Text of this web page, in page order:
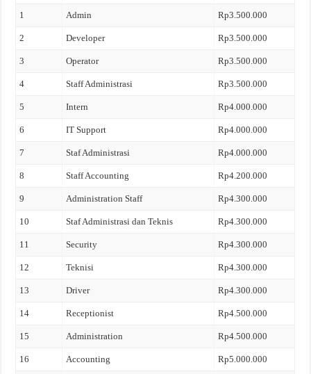
1 Admin Rp3.500.000
2 Developer Rp3.500.000
3 Operator Rp3.500.000
4 Staff Administrasi Rp3.500.000
5 Intern Rp4.000.000
6 IT Support Rp4.000.000
7 Staf Administrasi Rp4.000.000
8 Staff Accounting Rp4.200.000
9 Administration Staff Rp4.300.000
10 Staf Administrasi dan Teknis Rp4.300.000
11 Security Rp4.300.000
12 Teknisi Rp4.300.000
13 Driver Rp4.300.000
14 Receptionist Rp4.500.000
15 Administration Rp4.500.000
16 Accounting Rp5.000.000